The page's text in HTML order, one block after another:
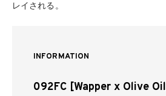
レイされる。
INFORMATION
092FC [Wapper x Olive